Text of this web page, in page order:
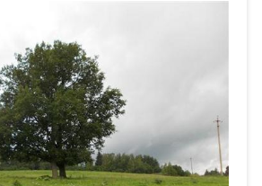
- Suur-
r.y.
ilmoittautua